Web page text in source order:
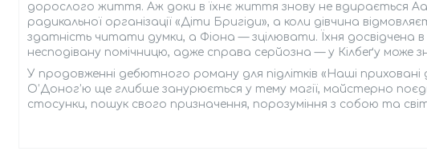
дорослого життя. Аж доки в їхнє життя знову не вдирається
радикальної організації «Діти Бригіди», а коли дівчина
здатність читати думки, а Фіона — зцілювати. Їхня досвідчена
несподівану помічницю, адже справа серйозна — у Кілбеґу може
У продовженні дебютного роману для підлітків «Наші
О’Доног’ю ще глибше занурюється у тему магії, майстерно
стосунки, пошук свого призначення, порозуміння з собою та